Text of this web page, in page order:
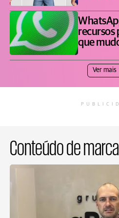
recursos
que
Ver mais
Conteúdo de marca